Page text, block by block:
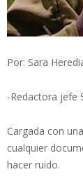
Por: Sara
-Redactora jefe
Cargada con
cualquier
hacer ruido.